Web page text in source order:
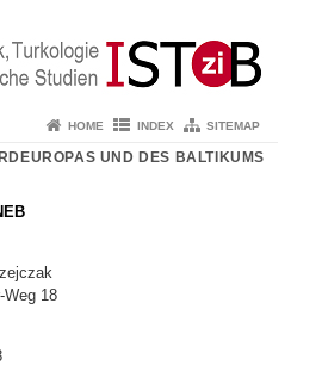
HOME INDEX SITEMAP
UND DES BALTIKUMS
Weg 18